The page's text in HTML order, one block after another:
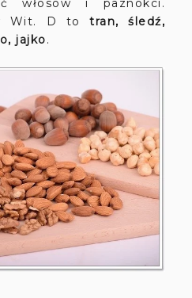
włosów i paznokci.
Wit. D totran, śledź,
jajko.